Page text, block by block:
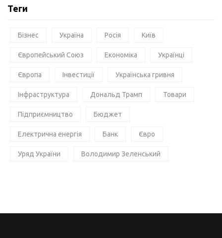
Теги
Бізнес Україна Росія Київ
Європейський Союз Економіка Українці
Європа Інвестиції Українська гривня
Інфраструктура Дональд Трамп Товари
Підприємництво Бюджет
Електрична енергія Банк Євро
Уряд України Володимир Зеленський